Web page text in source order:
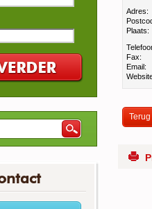
Adres:
Plaats:
Fax:
Email: